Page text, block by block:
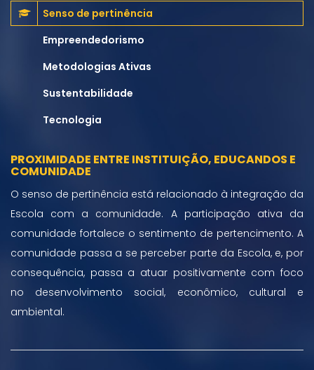
Senso de pertinência
Empreendedorismo
Metodologias Ativas
Sustentabilidade
Tecnologia
PROXIMIDADE ENTRE INSTITUIÇÃO, EDUCANDOS E
COMUNIDADE
O senso de pertinência está relacionado à integração da
Escola com a comunidade. A participação ativa da
comunidade fortalece o sentimento de pertencimento. A
comunidade passa a se perceber parte da Escola, e, por
consequência, passa a atuar positivamente com foco
no desenvolvimento social, econômico, cultural e
ambiental.